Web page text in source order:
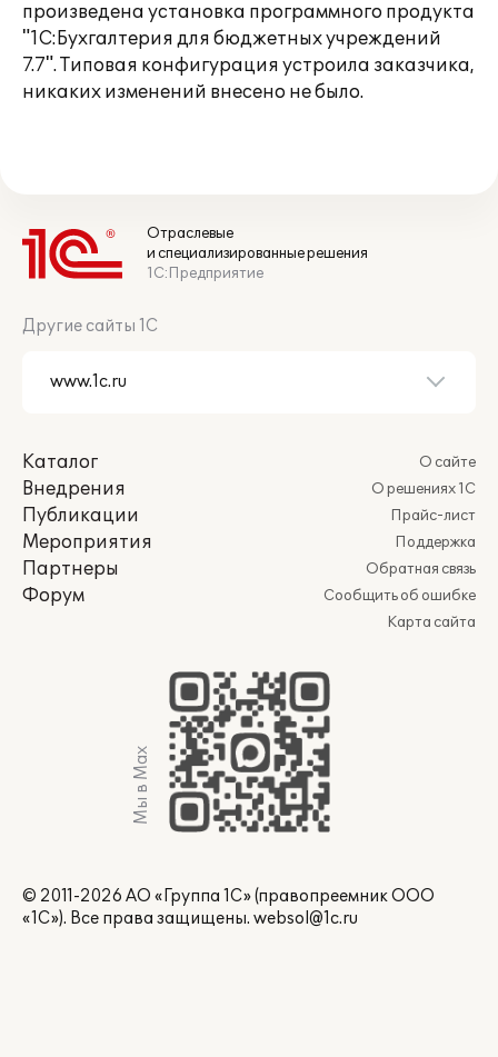
произведена установка программного продукта
"1С:Бухгалтерия для бюджетных учреждений
7.7". Типовая конфигурация устроила заказчика,
никаких изменений внесено не было.
Отраслевые
и специализированные решения
1С:Предприятие
Другие сайты 1С
Каталог
Внедрения
Публикации
Мероприятия
Партнеры
Форум
О сайте
О решениях 1С
Прайс-лист
Поддержка
Обратная связь
Сообщить об ошибке
Карта сайта
Мы в Max
© 2011-2026 АО «Группа 1С» (правопреемник ООО
«1С»). Все права защищены. websol@1c.ru